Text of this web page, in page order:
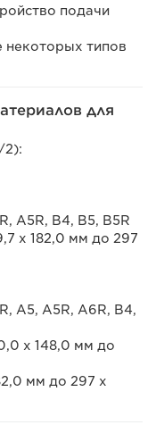
подачи
некоторых типов
для
2):
A5R, B4, B5, B5R
x 182,0 мм до 297
A5, A5R, A6R, B4,
x 148,0 мм до
мм до 297 х